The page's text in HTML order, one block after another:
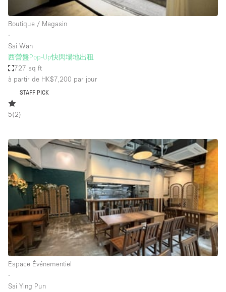
Type de l'espace
Atelier
Autre
Bateau
Bureaux
Camion / Fourgon
Container
Entrepôt / Espace Stockage / Box
Espace Atypique / Unique
Espace Créatif
Espace Publicitaire
Espace Événementiel
Boutique / Magasin
∙
Sai Wan
西營盤Pop-Up快閃場地出租
727 sq ft
à partir de HK$7,200 par jour
STAFF PICK
5(2)
Espace Événementiel
∙
Sai Ying Pun